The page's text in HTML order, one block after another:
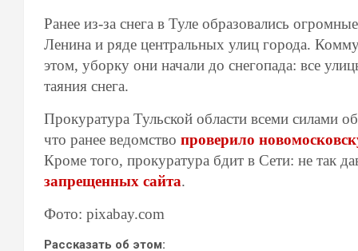
Ранее из-за снега в Туле образовались
Ленина и ряде центральных улиц города.
этом, уборку они начали до снегопада: все
таяния снега.
Прокуратура Тульской области всеми силами
что ранее ведомство проверило
Кроме того, прокуратура бдит в Сети: не так
запрещенных сайта.
Фото: pixabay.com
Рассказать об этом: